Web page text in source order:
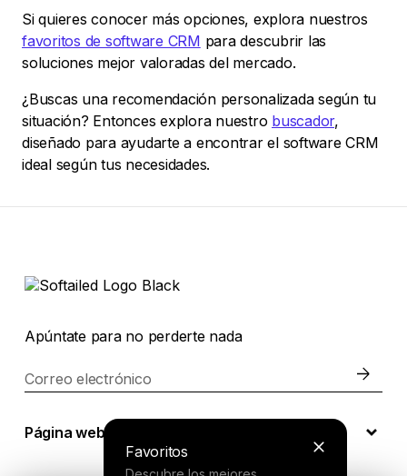
Si quieres conocer más opciones, explora nuestros
favoritos de software CRM para descubrir las
soluciones mejor valoradas del mercado.
¿Buscas una recomendación personalizada según tu
situación? Entonces explora nuestro buscador,
diseñado para ayudarte a encontrar el software CRM
ideal según tus necesidades.
Favoritos
Apúntate para no perderte nada
Correo electrónico
Página web